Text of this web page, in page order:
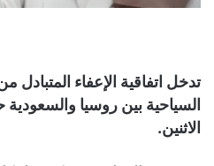
تدخل اتفاقية الإعفاء المتبادل
السياحية بين روسيا والسعودية
الاثنين.